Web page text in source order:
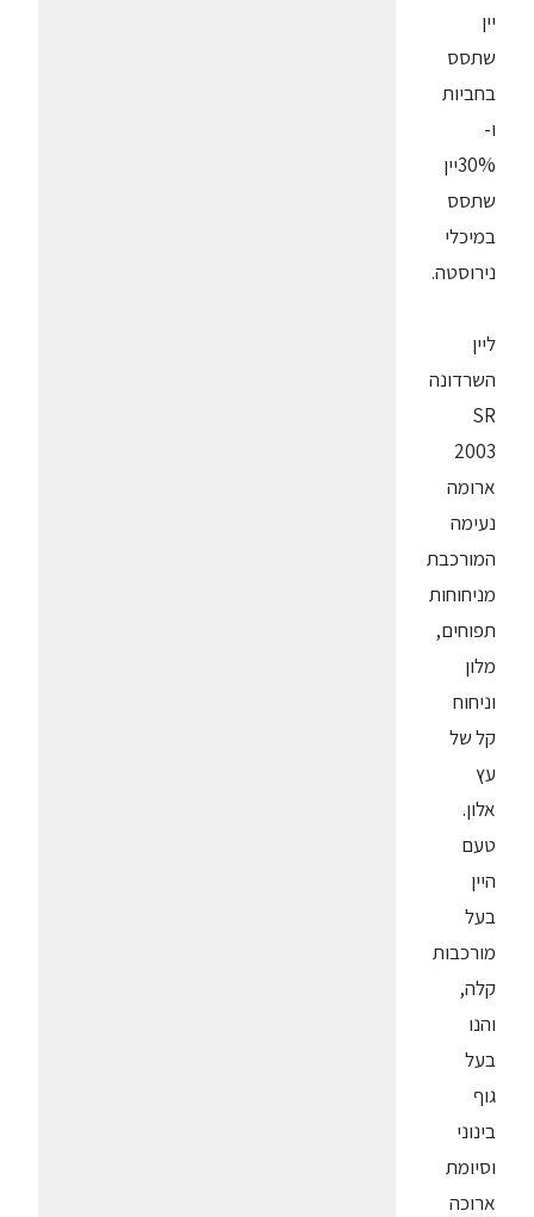
יין
שתסס
בחביות
ו-
30%יין
שתסס
במיכלי
נירוסטה.
ליין
השרדונה
SR
2003
ארומה
נעימה
המורכבת
מניחוחות
תפוחים,
מלון
וניחוח
קל של
עץ
אלון.
טעם
היין
בעל
מורכבות
קלה,
והנו
בעל
גוף
בינוני
וסיומת
ארוכה